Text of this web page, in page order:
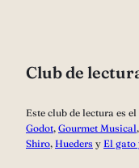
Club de
Este club de lectura es
Godot, Gourmet Musical,
Shiro, Hueders y El gato